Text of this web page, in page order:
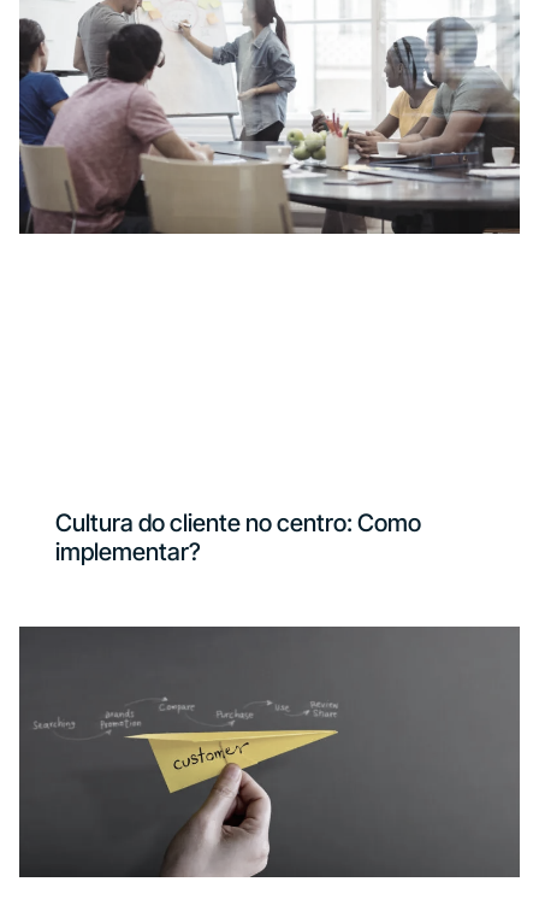
Cultura do cliente no centro: Como
implementar?